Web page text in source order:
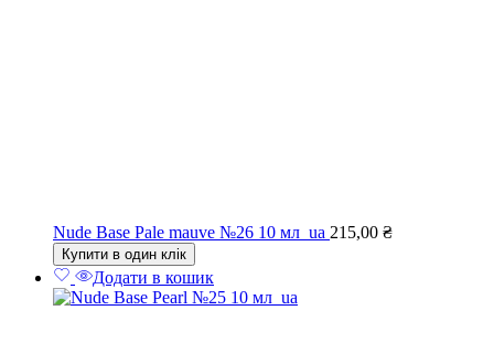
Nude Base Pale mauve №26 10 мл_ua 215,00 ₴
Купити в один клік
Додати в кошик